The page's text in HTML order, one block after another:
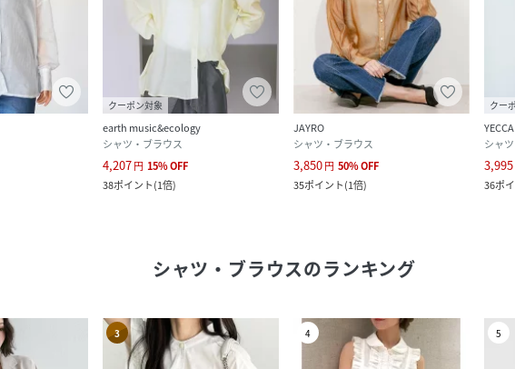
クーポン対象
earth music&ecology
シャツ・ブラウス
4,207円 15%OFF
38ポイント(1倍)
JAYRO
シャツ・ブラウス
3,850円 50%OFF
35ポイント(1倍)
クー
シャ
3,995
36ポ
シャツ・ブラウスのランキング
3 4 5